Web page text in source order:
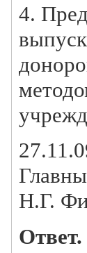
4.
Н.Г.
Ответ.